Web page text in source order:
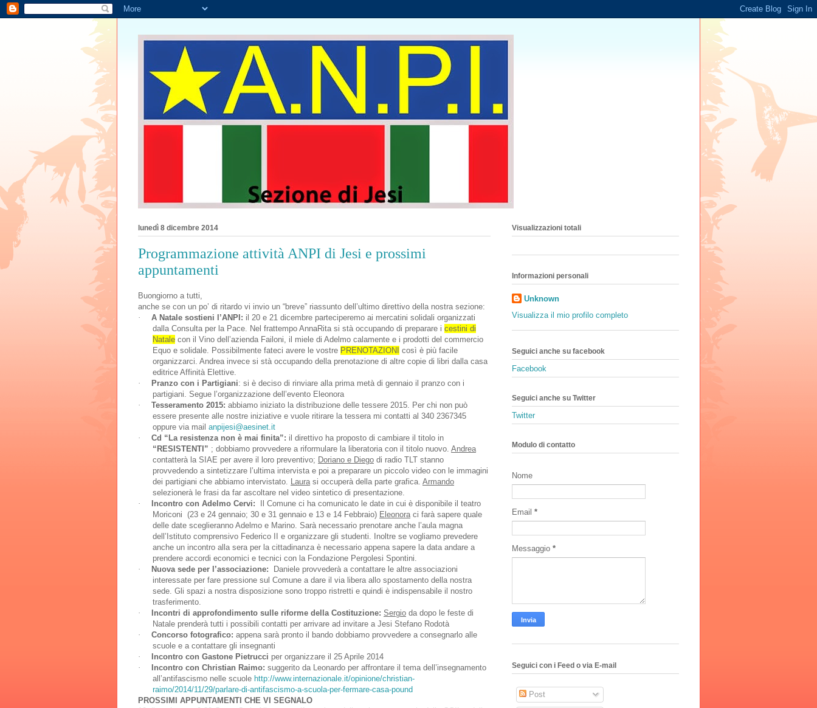
lunedì 8 dicembre 2014
Programmazione attività ANPI di Jesi e prossimi
appuntamenti
Buongiorno a tutti,
anche se con un po’ di ritardo vi invio un “breve” riassunto dell’ultimo direttivo della nostra sezione:
·
A Natale sostieni l’ANPI: il 20 e 21 dicembre parteciperemo ai mercatini solidali organizzati
dalla Consulta per la Pace. Nel frattempo AnnaRita si stà occupando di preparare i cestini di
Natale con il Vino dell’azienda Failoni, il miele di Adelmo calamente e i prodotti del commercio
Equo e solidale. Possibilmente fateci avere le vostre PRENOTAZIONI così è più facile
organizzarci. Andrea invece si stà occupando della prenotazione di altre copie di libri dalla casa
editrice Affinità Elettive.
·
Pranzo con i Partigiani: si è deciso di rinviare alla prima metà di gennaio il pranzo con i
partigiani. Segue l’organizzazione dell’evento Eleonora
·
Tesseramento 2015: abbiamo iniziato la distribuzione delle tessere 2015. Per chi non può
essere presente alle nostre iniziative e vuole ritirare la tessera mi contatti al 340 2367345
oppure via mail anpijesi@aesinet.it
·
Cd “La resistenza non è mai finita”: il direttivo ha proposto di cambiare il titolo in
“RESISTENTI” ; dobbiamo provvedere a riformulare la liberatoria con il titolo nuovo. Andrea
contatterà la SIAE per avere il loro preventivo; Doriano e Diego di radio TLT stanno
provvedendo a sintetizzare l’ultima intervista e poi a preparare un piccolo video con le immagini
dei partigiani che abbiamo intervistato. Laura si occuperà della parte grafica. Armando
selezionerà le frasi da far ascoltare nel video sintetico di presentazione.
·
Incontro con Adelmo Cervi:
Il Comune ci ha comunicato le date in cui è disponibile il teatro
Moriconi (23 e 24 gennaio; 30 e 31 gennaio e 13 e 14 Febbraio) Eleonora ci farà sapere quale
delle date sceglieranno Adelmo e Marino. Sarà necessario prenotare anche l’aula magna
dell’Istituto comprensivo Federico II e organizzare gli studenti. Inoltre se vogliamo prevedere
anche un incontro alla sera per la cittadinanza è necessario appena sapere la data andare a
prendere accordi economici e tecnici con la Fondazione Pergolesi Spontini.
·
Nuova sede per l’associazione:
Daniele provvederà a contattare le altre associazioni
interessate per fare pressione sul Comune a dare il via libera allo spostamento della nostra
sede. Gli spazi a nostra disposizione sono troppo ristretti e quindi è indispensabile il nostro
trasferimento.
·
Incontri di approfondimento sulle riforme della Costituzione: Sergio da dopo le feste di
Natale prenderà tutti i possibili contatti per arrivare ad invitare a Jesi Stefano Rodotà
·
Concorso fotografico: appena sarà pronto il bando dobbiamo provvedere a consegnarlo alle
scuole e a contattare gli insegnanti
·
Incontro con Gastone Pietrucci per organizzare il 25 Aprile 2014
·
Incontro con Christian Raimo: suggerito da Leonardo per affrontare il tema dell’insegnamento
all’antifascismo nelle scuole http://www.internazionale.it/opinione/christian-
raimo/2014/11/29/parlare-di-antifascismo-a-scuola-per-fermare-casa-pound
PROSSIMI APPUNTAMENTI CHE VI SEGNALO
Visualizzazioni totali
Informazioni personali
Unknown
Visualizza il mio profilo completo
Seguici anche su facebook
Facebook
Seguici anche su Twitter
Twitter
Modulo di contatto
Nome
Email *
Messaggio *
Seguici con i Feed o via E-mail
Post